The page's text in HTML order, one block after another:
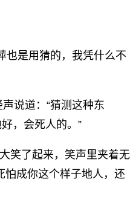
是用猜的，我凭什么不
说道：“猜测这种东
，会死人的。”
笑了起来，笑声里夹着无
怕成你这个样子地人，还